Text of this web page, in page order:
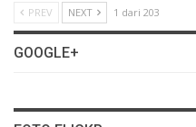
PREV NEXT 1 dari 203
GOOGLE+